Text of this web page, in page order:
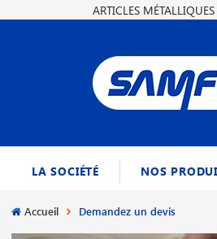
ARTICLES
LA SOCIÉTÉ NOS
Accueil Demandez un devis